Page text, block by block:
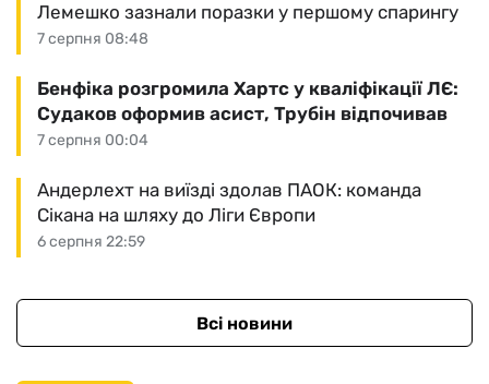
7 серпня 08:48
Лемешко зазнали поразки у першому спарингу
7 серпня 00:04
Бенфіка розгромила Хартс у кваліфікації ЛЄ:
Судаков оформив асист, Трубін відпочивав
6 серпня 22:59
Андерлехт на виїзді здолав ПАОК: команда
Сікана на шляху до Ліги Європи
Всі новини